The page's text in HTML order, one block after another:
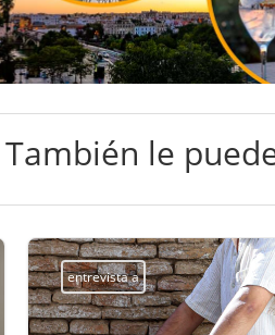
También le
entrevista a